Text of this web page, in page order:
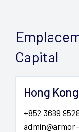
Capital
Hong Kong
+852 3689 9528